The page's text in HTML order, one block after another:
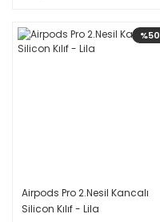
%50
Airpods Pro 2.Nesil Kancalı
Silicon Kılıf - Lila